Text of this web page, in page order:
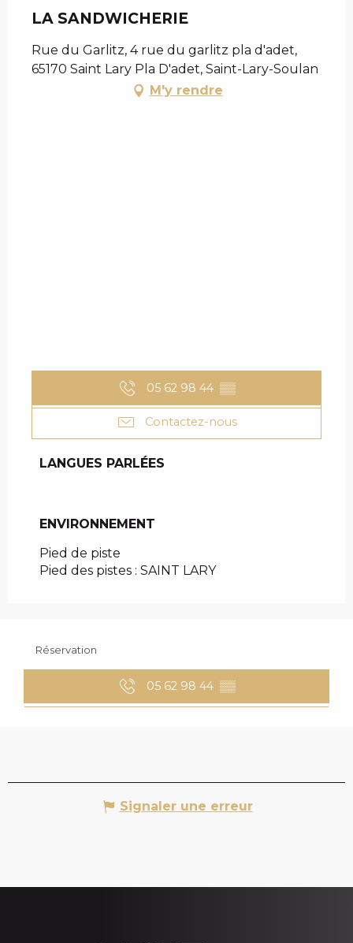
LA SANDWICHERIE
Rue du Garlitz, 4 rue du garlitz pla d'adet,
65170 Saint Lary Pla D'adet, Saint-Lary-Soulan
M'y rendre
05 62 98 44 ▒▒
Contactez-nous
LANGUES PARLÉES
LANGUES PARLÉES
ENVIRONNEMENT
ENVIRONNEMENT
Pied de piste
Pied des pistes : SAINT LARY
Réservation
05 62 98 44 ▒▒
Signaler une erreur